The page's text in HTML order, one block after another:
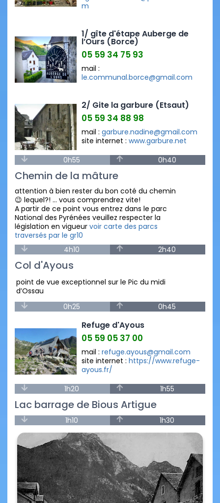
m
1/ gîte d'étape Auberge de
l’Ours (Borce)
05 59 34 75 93
mail :
le.communal.borce@gmail.com
2/ Gite la garbure (Etsaut)
05 59 34 88 98
mail : garbure.nadine@gmail.com
site internet : www.garbure.net
0h55
0h40
Chemin de la mâture
attention à bien rester du bon coté du chemin
😉 lequel?! … vous comprendrez vite!
A partir de ce point vous entrez dans le parc
National des Pyrénées veuillez respecter la
législation en vigueur voir carte des parcs
traversés par le gr10
4h10
2h40
Col d'Ayous
point de vue exceptionnel sur le Pic du midi
d’Ossau
0h25
0h45
Refuge d'Ayous
05 59 05 37 00
mail : refuge.ayous@gmail.com
site internet : https://www.refuge-
ayous.fr/
1h20
1h55
Lac barrage de Bious Artigue
1h10 1h30